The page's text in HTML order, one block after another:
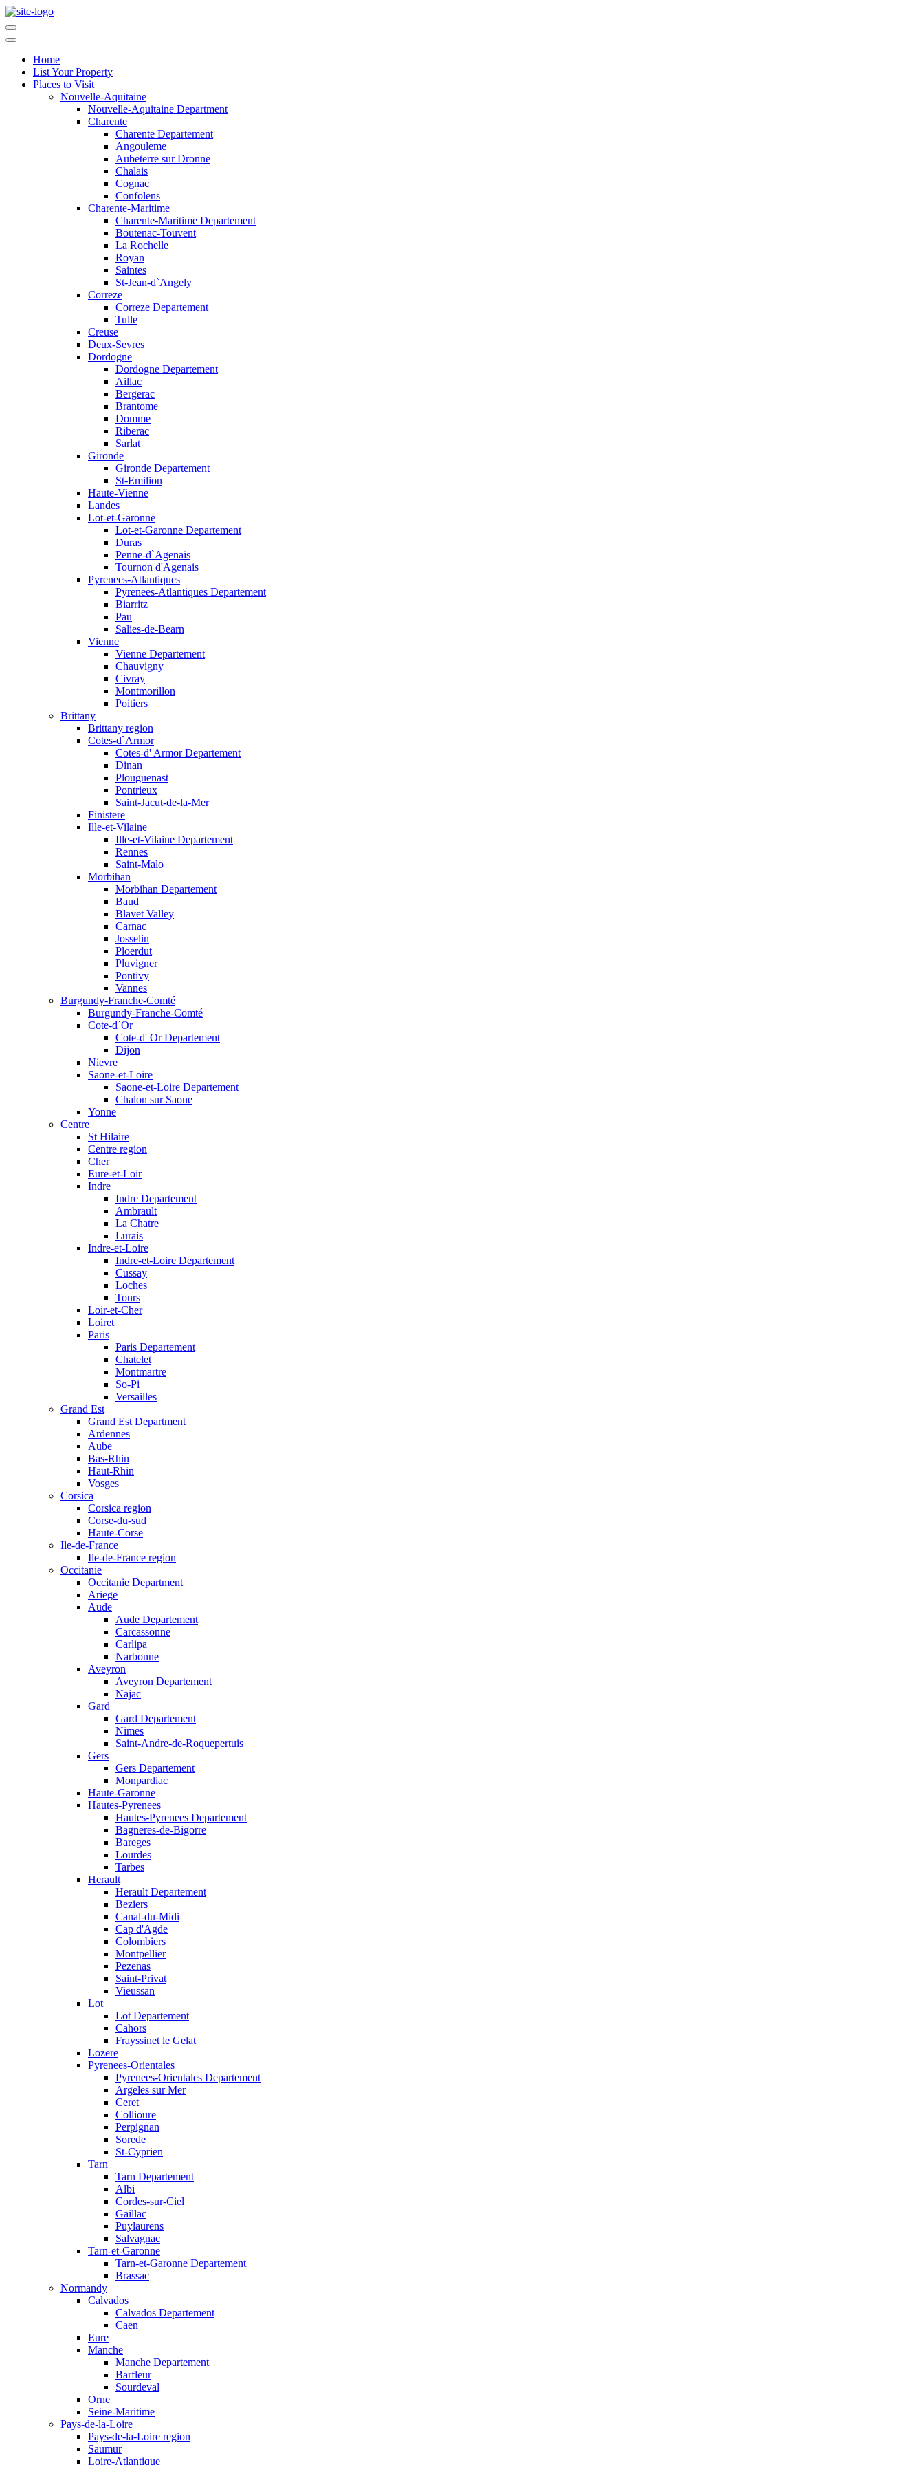
Home
List Your Property
Places to Visit
Nouvelle-Aquitaine
Nouvelle-Aquitaine Department
Charente
Charente Departement
Angouleme
Aubeterre sur Dronne
Chalais
Cognac
Confolens
Charente-Maritime
Charente-Maritime Departement
Boutenac-Touvent
La Rochelle
Royan
Saintes
St-Jean-d`Angely
Correze
Correze Departement
Tulle
Creuse
Deux-Sevres
Dordogne
Dordogne Departement
Aillac
Bergerac
Brantome
Domme
Riberac
Sarlat
Gironde
Gironde Departement
St-Emilion
Haute-Vienne
Landes
Lot-et-Garonne
Lot-et-Garonne Departement
Duras
Penne-d`Agenais
Tournon d'Agenais
Pyrenees-Atlantiques
Pyrenees-Atlantiques Departement
Biarritz
Pau
Salies-de-Bearn
Vienne
Vienne Departement
Chauvigny
Civray
Montmorillon
Poitiers
Brittany
Brittany region
Cotes-d`Armor
Cotes-d' Armor Departement
Dinan
Plouguenast
Pontrieux
Saint-Jacut-de-la-Mer
Finistere
Ille-et-Vilaine
Ille-et-Vilaine Departement
Rennes
Saint-Malo
Morbihan
Morbihan Departement
Baud
Blavet Valley
Carnac
Josselin
Ploerdut
Pluvigner
Pontivy
Vannes
Burgundy-Franche-Comté
Burgundy-Franche-Comté
Cote-d`Or
Cote-d' Or Departement
Dijon
Nievre
Saone-et-Loire
Saone-et-Loire Departement
Chalon sur Saone
Yonne
Centre
St Hilaire
Centre region
Cher
Eure-et-Loir
Indre
Indre Departement
Ambrault
La Chatre
Lurais
Indre-et-Loire
Indre-et-Loire Departement
Cussay
Loches
Tours
Loir-et-Cher
Loiret
Paris
Paris Departement
Chatelet
Montmartre
So-Pi
Versailles
Grand Est
Grand Est Department
Ardennes
Aube
Bas-Rhin
Haut-Rhin
Vosges
Corsica
Corsica region
Corse-du-sud
Haute-Corse
Ile-de-France
Ile-de-France region
Occitanie
Occitanie Department
Ariege
Aude
Aude Departement
Carcassonne
Carlipa
Narbonne
Aveyron
Aveyron Departement
Najac
Gard
Gard Departement
Nimes
Saint-Andre-de-Roquepertuis
Gers
Gers Departement
Monpardiac
Haute-Garonne
Hautes-Pyrenees
Hautes-Pyrenees Departement
Bagneres-de-Bigorre
Bareges
Lourdes
Tarbes
Herault
Herault Departement
Beziers
Canal-du-Midi
Cap d'Agde
Colombiers
Montpellier
Pezenas
Saint-Privat
Vieussan
Lot
Lot Departement
Cahors
Frayssinet le Gelat
Lozere
Pyrenees-Orientales
Pyrenees-Orientales Departement
Argeles sur Mer
Ceret
Collioure
Perpignan
Sorede
St-Cyprien
Tarn
Tarn Departement
Albi
Cordes-sur-Ciel
Gaillac
Puylaurens
Salvagnac
Tarn-et-Garonne
Tarn-et-Garonne Departement
Brassac
Normandy
Calvados
Calvados Departement
Caen
Eure
Manche
Manche Departement
Barfleur
Sourdeval
Orne
Seine-Maritime
Pays-de-la-Loire
Pays-de-la-Loire region
Saumur
Loire-Atlantique